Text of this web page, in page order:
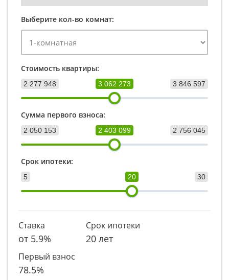
Выберите кол-во комнат:
Стоимость квартиры:
2 277 948 3 846 597
3 062 273
Сумма первого взноса:
2 050 153 2 756 045
2 403 099
Срок ипотеки:
5 30
20
Ставка
от 5.9%
Срок ипотеки
20 лет
Первый взнос
78.5%